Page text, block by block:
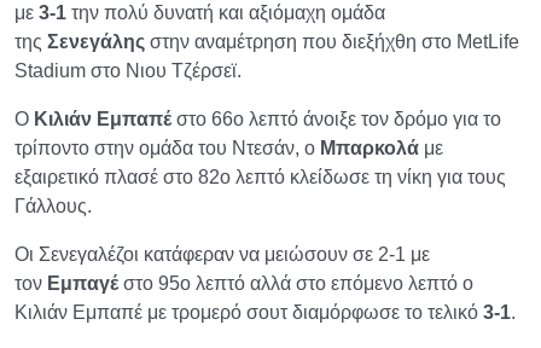
με 3-1 την πολύ δυνατή και αξιόμαχη ομάδα
της Σενεγάλης στην αναμέτρηση που διεξήχθη στο MetLife
Stadium στο Νιου Τζέρσεϊ.
Ο Κιλιάν Εμπαπέστο 66ο λεπτό άνοιξε τον δρόμο για το
τρίποντο στην ομάδα του Ντεσάν, ο Μπαρκολά με
εξαιρετικό πλασέ στο 82ο λεπτό κλείδωσε τη νίκη για τους
Γάλλους.
Οι Σενεγαλέζοι κατάφεραν να μειώσουν σε 2-1 με
τον Εμπαγέστο 95ο λεπτό αλλά στο επόμενο λεπτό ο
Κιλιάν Εμπαπέ με τρομερό σουτ διαμόρφωσε το τελικό 3-1.